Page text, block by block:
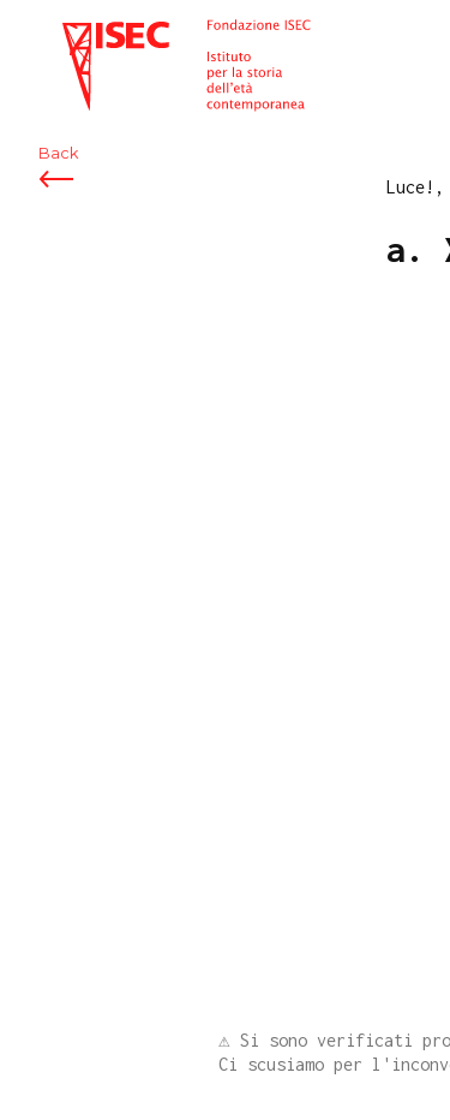
ISEC
Back
Luce!,
a.
⚠️ Si sono verificati
Ci scusiamo per